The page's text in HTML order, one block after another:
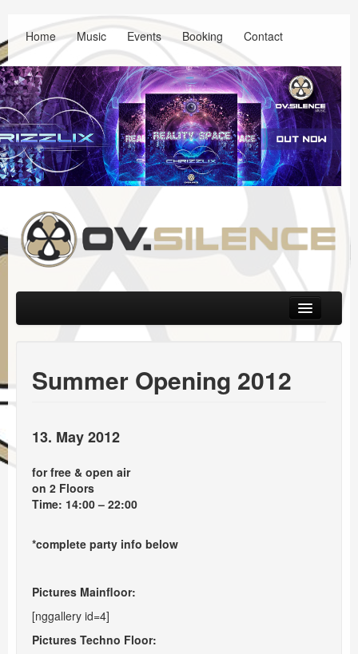
Home Music Events Booking Contact
Skip to primary content
Skip to secondary content
Music
Summer Opening 2012
13. May 2012
for free & open air
on 2 Floors
Time: 14:00 – 22:00
*complete party info below
Pictures Mainfloor:
[nggallery id=4]
Pictures Techno Floor: